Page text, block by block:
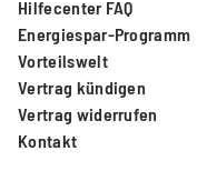
Hilfecenter FAQ
Energiespar-Programm
Vorteilswelt
Vertrag kündigen
Vertrag widerrufen
Kontakt